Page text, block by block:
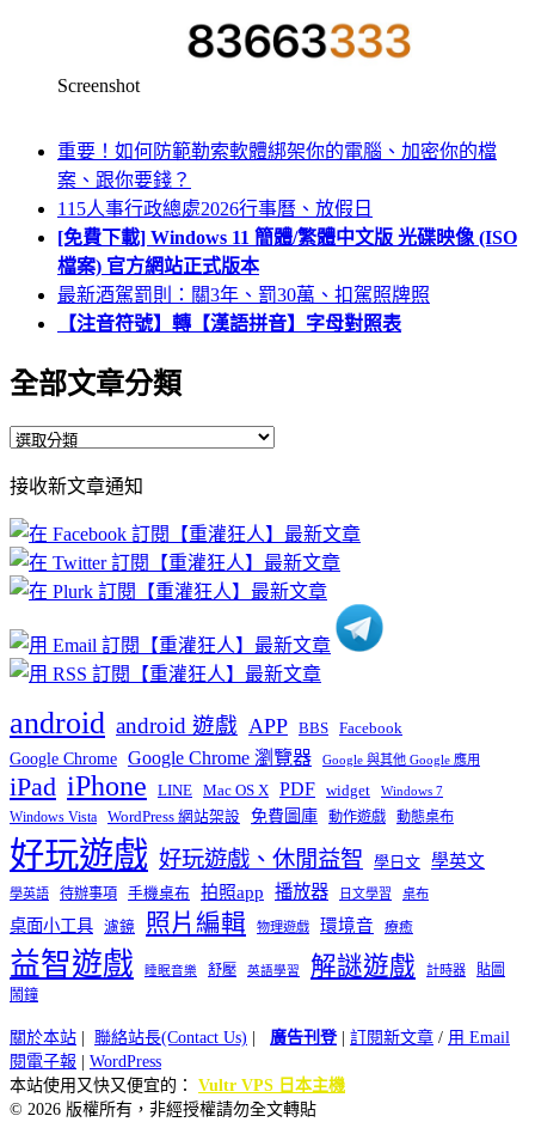
Screenshot
重要！如何防範勒索軟體綁架你的電腦、加密你的檔
案、跟你要錢？
115人事行政總處2026行事曆、放假日
[免費下載] Windows 11 簡體/繁體中文版 光碟映像 (ISO
檔案) 官方網站正式版本
最新酒駕罰則：關3年、罰30萬、扣駕照牌照
【注音符號】轉【漢語拼音】字母對照表
全部文章分類
全
文
章
分
類
接收新文章通知
android android 遊戲 APP BBS Facebook
Google Chrome Google Chrome 瀏覽器 Google 與其他 Google 應用
iPad iPhone LINE Mac OS X PDF widget Windows 7
Windows Vista WordPress 網站架設 免費圖庫 動作遊戲 動態桌布
好玩遊戲 好玩遊戲、休閒益智 學日文 學英文
學英語 待辦事項 手機桌布 拍照app 播放器 日文學習 桌布
桌面小工具 濾鏡 照片編輯 物理遊戲 環境音 療癒
益智遊戲 睡眠音樂 舒壓 英語學習 解謎遊戲 計時器
貼圖
鬧鐘
關於本站 聯絡站長(Contact Us) 廣告刊登| 訂閱新文章 / 用 Email
閱電子報
WordPress
本站使用又快又便宜的： Vultr VPS 日本主機
© 2026 版權所有，非經授權請勿全文轉貼